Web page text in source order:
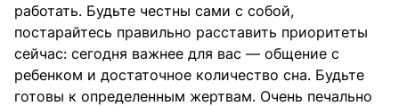
работать. Будьте честны сами с собой,
постарайтесь правильно расставить приоритеты
сейчас: сегодня важнее для вас — общение с
ребенком и достаточное количество сна. Будьте
готовы к определенным жертвам. Очень печально